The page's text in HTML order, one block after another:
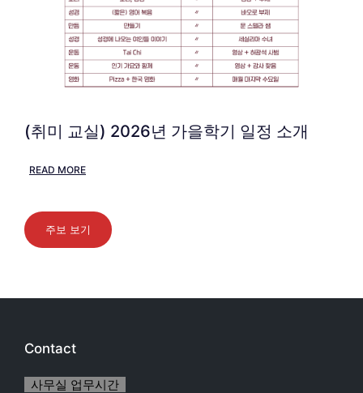
(취미 교실) 2026년 가을학기 일정 소개
READ MORE
주보 보기
Contact
사무실 업무시간